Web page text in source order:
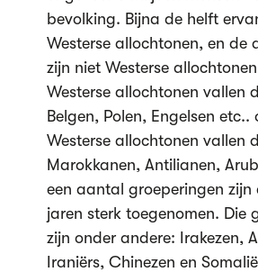
bevolking. Bijna de helft
Westerse allochtonen, en de
zijn niet Westerse
Westerse allochtonen vallen
Belgen, Polen, Engelsen
Westerse allochtonen vallen
Marokkanen, Antilianen,
een aantal groeperingen zijn
jaren sterk toegenomen. Die
zijn onder andere: Irakezen,
Iraniërs, Chinezen en